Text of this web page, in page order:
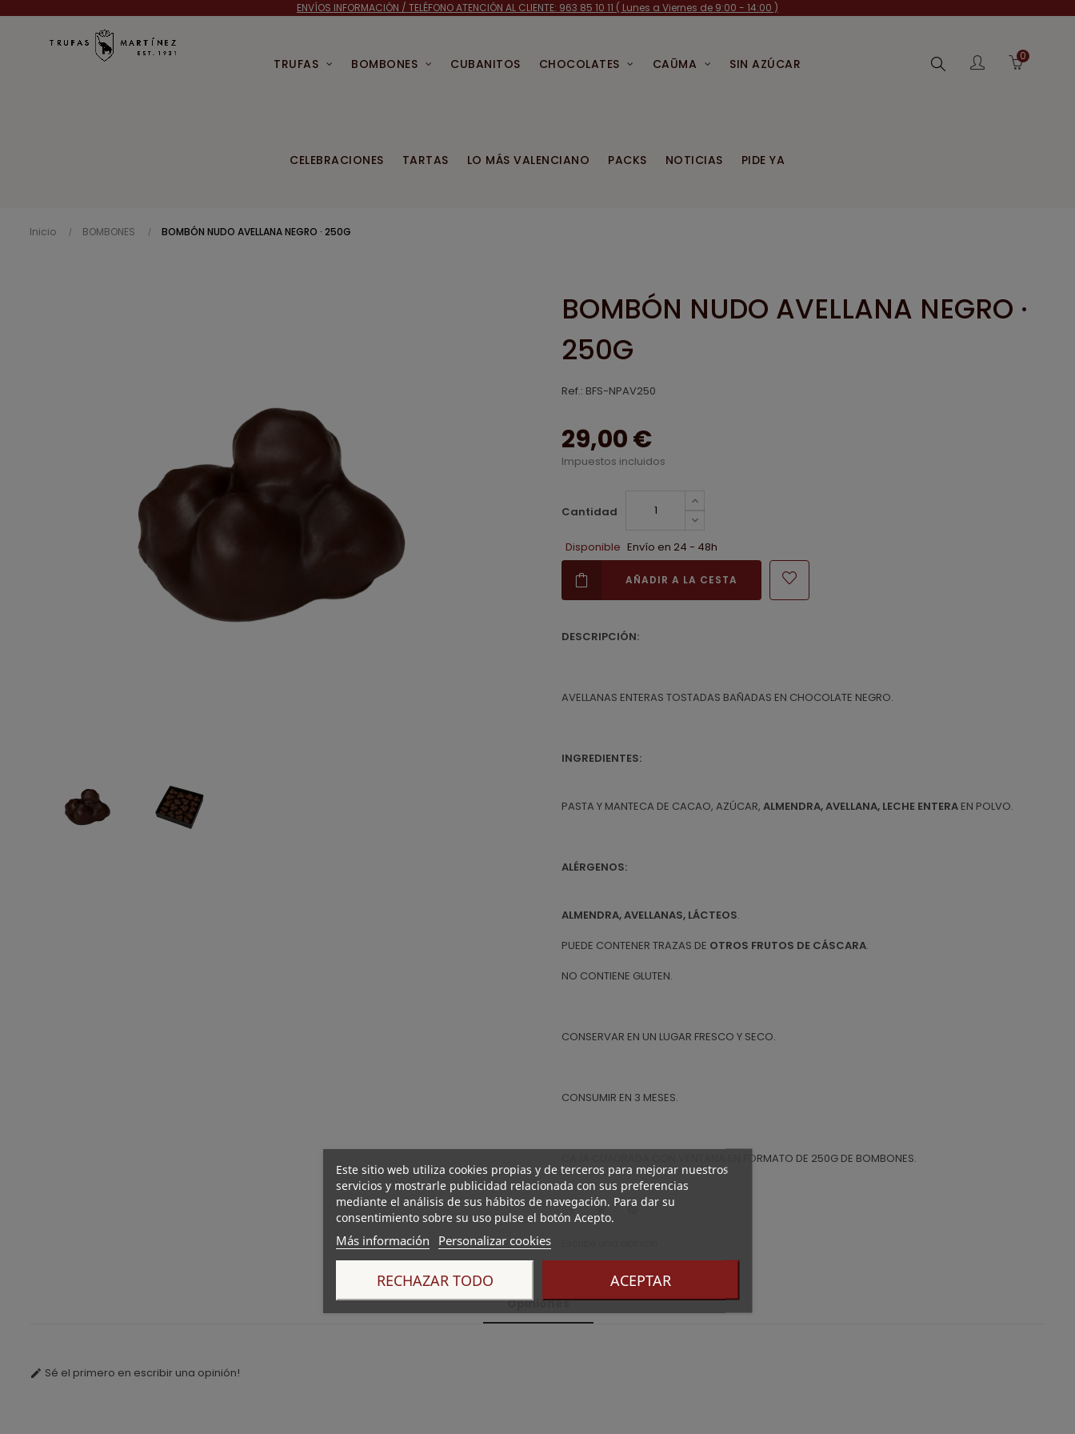
ENVÍOS INFORMACIÓN / TELÉFONO ATENCIÓN AL CLIENTE: 963 85 10 11 ( Lunes a Viernes de 9:00 - 14:00 )
TRUFAS BOMBONES CUBANITOS CHOCOLATES CAŪMA SIN AZÚCAR
CELEBRACIONES TARTAS LO MÁS VALENCIANO PACKS NOTICIAS PIDE YA
Buscar 0
Inicio BOMBONES BOMBÓN NUDO AVELLANA NEGRO · 250G
BOMBÓN NUDO AVELLANA NEGRO ·
250G
Ref.: BFS-NPAV250
29,00 €
Impuestos incluidos
Cantidad
Disponible Envío en 24 - 48h
AÑADIR A LA CESTA
DESCRIPCIÓN:
AVELLANAS ENTERAS TOSTADAS BAÑADAS EN CHOCOLATE NEGRO.
INGREDIENTES:
PASTA Y MANTECA DE CACAO, AZÚCAR, ALMENDRA, AVELLANA, LECHE ENTERA EN POLVO.
ALÉRGENOS:
ALMENDRA, AVELLANAS, LÁCTEOS.
PUEDE CONTENER TRAZAS DE OTROS FRUTOS DE CÁSCARA.
NO CONTIENE GLUTEN.
CONSERVAR EN UN LUGAR FRESCO Y SECO.
CONSUMIR EN 3 MESES.
CAJA CUADRADA CON VENTANA EN FORMATO DE 250G DE BOMBONES.
Opiniones
 Sé el primero en escribir una opinión!
Este sitio web utiliza cookies propias y de terceros para mejorar nuestros
servicios y mostrarle publicidad relacionada con sus preferencias
mediante el análisis de sus hábitos de navegación. Para dar su
consentimiento sobre su uso pulse el botón Acepto.
Más información Personalizar cookies
RECHAZAR TODO ACEPTAR